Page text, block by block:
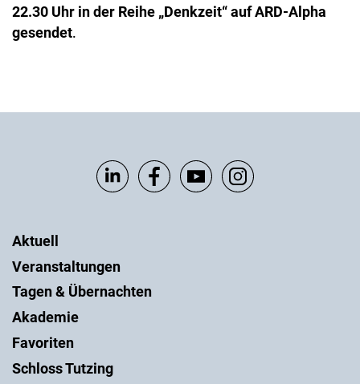
22.30 Uhr in der Reihe „Denkzeit“ auf ARD-Alpha
gesendet.
Aktuell
Veranstaltungen
Tagen & Übernachten
Akademie
Favoriten
Schloss Tutzing